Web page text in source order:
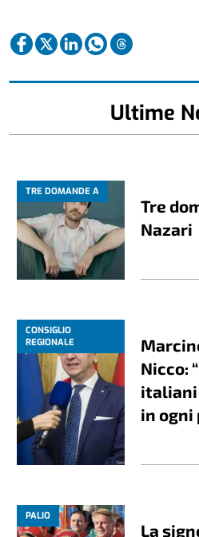
Ultime
TRE DOMANDE A
Tre
Nazari
CONSIGLIO
REGIONALE
Nicco:
italiani
in ogni
PALIO
La